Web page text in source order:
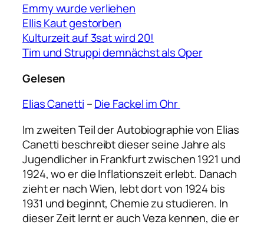
Emmy wurde verliehen
Ellis Kaut gestorben
Kulturzeit auf 3sat wird 20!
Tim und Struppi demnächst als Oper
Gelesen
Elias Canetti –Die Fackel im Ohr
Im zweiten Teil der Autobiographie von Elias
Canetti beschreibt dieser seine Jahre als
Jugendlicher in Frankfurt zwischen 1921 und
1924, wo er die Inflationszeit erlebt. Danach
zieht er nach Wien, lebt dort von 1924 bis
1931 und beginnt, Chemie zu studieren. In
dieser Zeit lernt er auch Veza kennen, die er